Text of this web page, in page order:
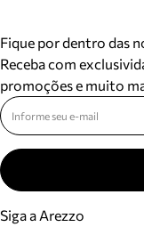
Fique por dentro das
Receba com
promoções e muito
Siga a Arezzo